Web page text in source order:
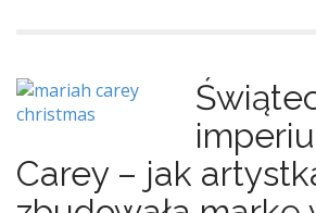
Carey – jak